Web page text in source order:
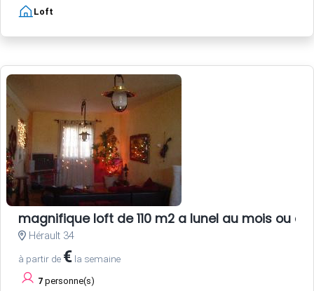
Loft
magnifique loft de 110 m2 a lunel au mois ou
Hérault 34
à partir de € la semaine
7 personne(s)